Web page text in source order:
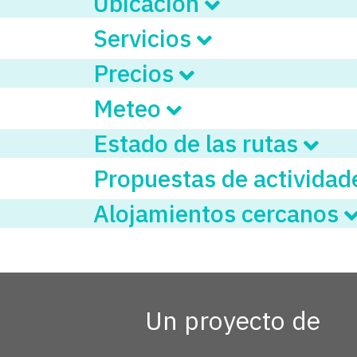
Servicios
Precios
Meteo
Estado de las rutas
Propuestas de
Alojamientos cercanos
Un proyecto de